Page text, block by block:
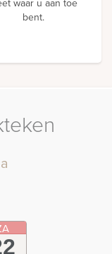
bent.